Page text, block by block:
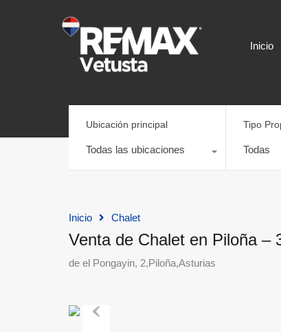
Inicio
Ubicación principal
Todas las ubicaciones
Tipo
Todas
Inicio Chalet
Venta de Chalet en Piloña –
de el Pongayin, 2,Piloña,Asturias